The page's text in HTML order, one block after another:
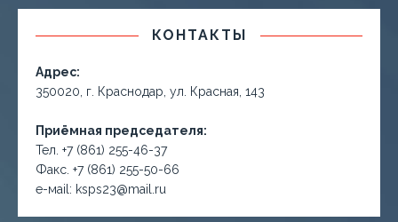
КОНТАКТЫ
Адрес:
350020, г. Краснодар, ул. Красная, 143
Приёмная председателя:
Тел. +7 (861) 255-46-37
Факс. +7 (861) 255-50-66
е-маil: ksps23@mail.ru